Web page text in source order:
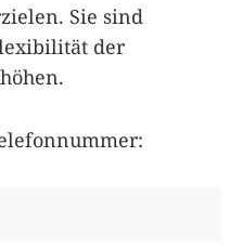
Sie sind
der